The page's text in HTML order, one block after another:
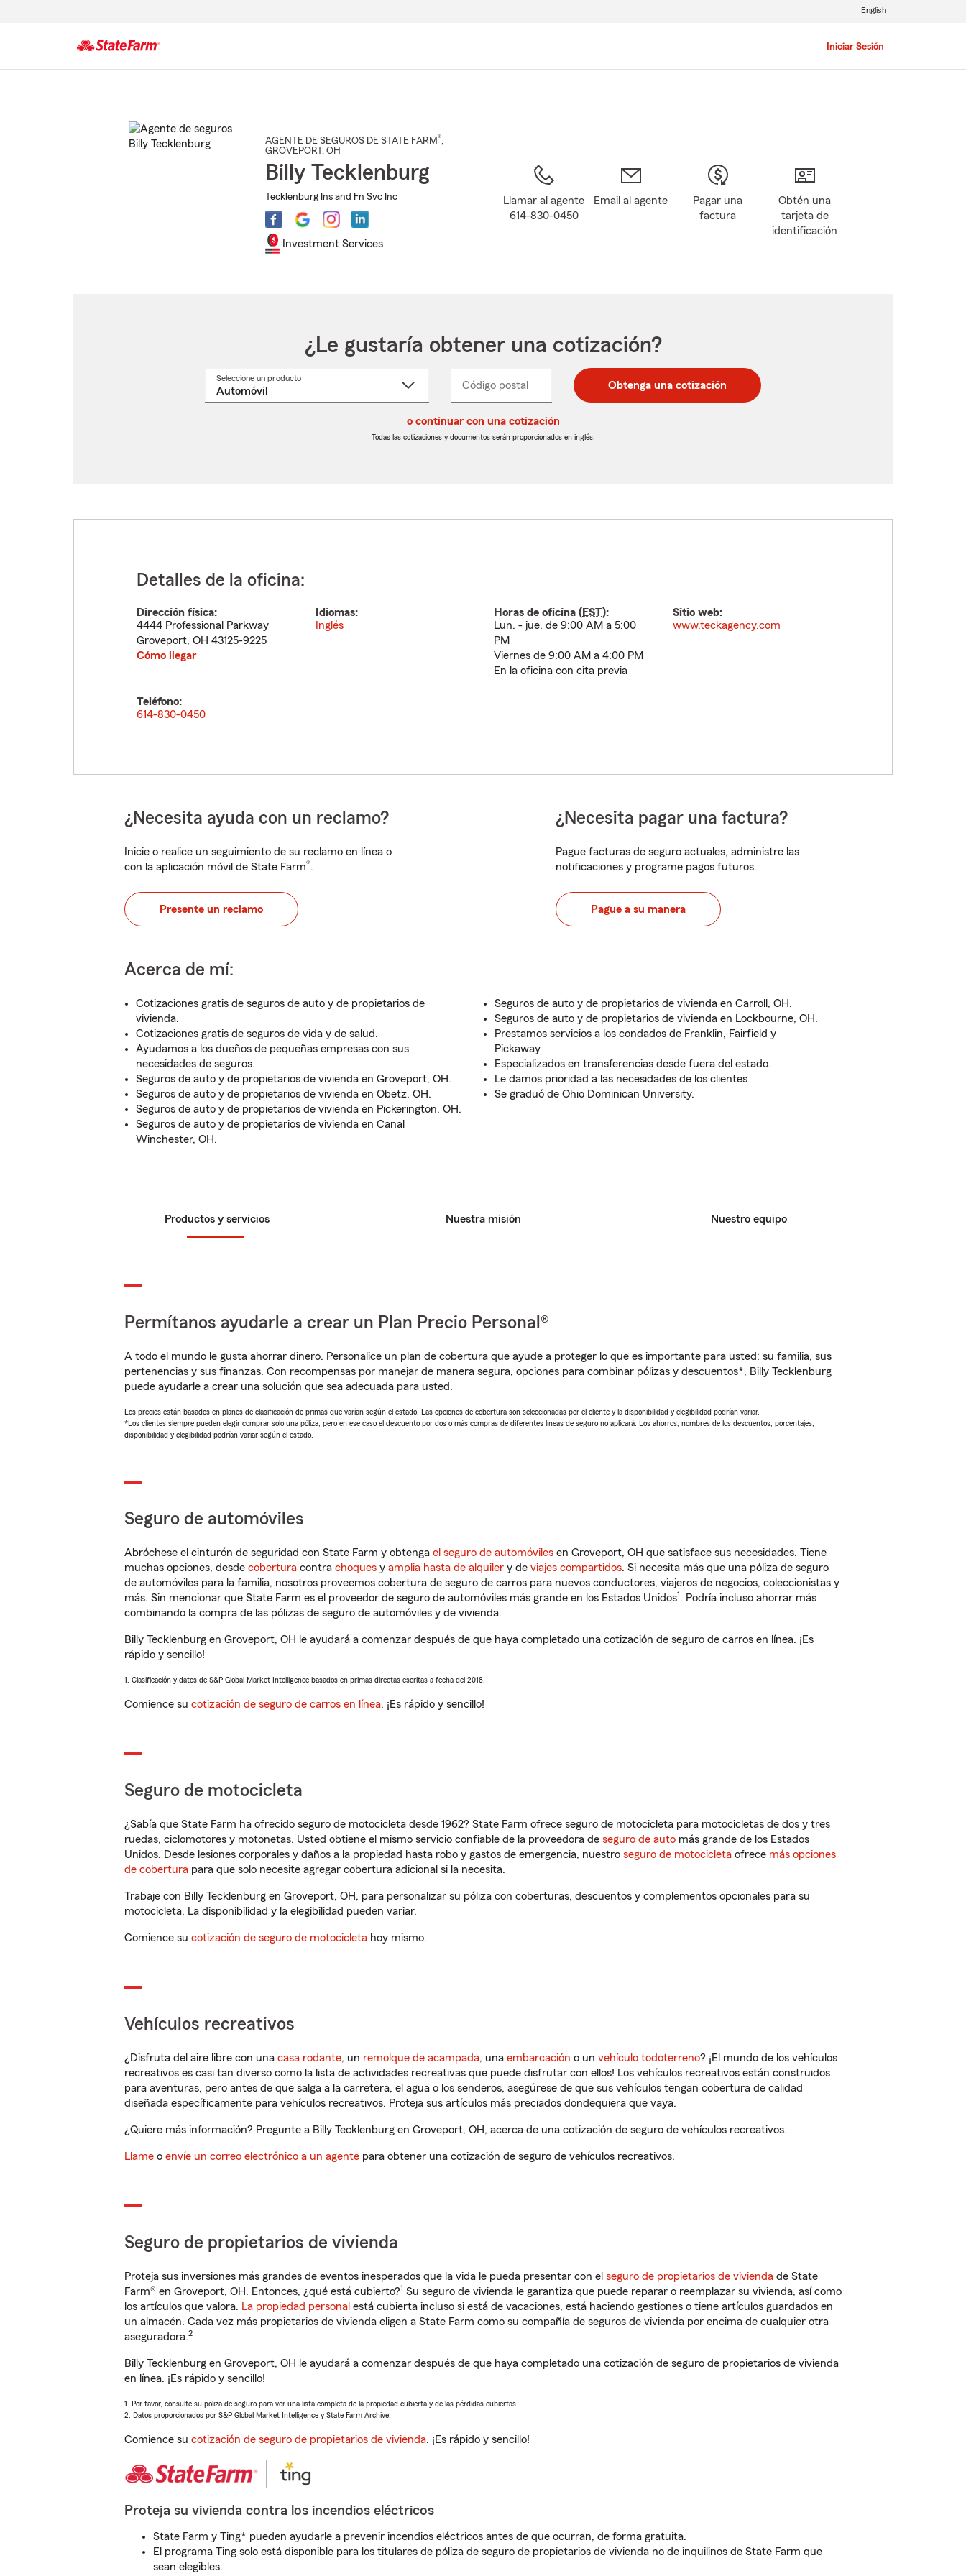
Iniciar Sesión
English
AGENTE DE SEGUROS DE STATE FARM®,
GROVEPORT , OH
Billy Tecklenburg
Tecklenburg Ins and Fn Svc Inc
Investment Services
Llamar al agente
614-830-0450
Email al agente
Pagar una
factura
Obtén una
tarjeta de
identificación
¿Le gustaría obtener una cotización?
Seleccione un productoSeleccione
Código postal
postal
de
postal
de
_____ Obtenga una cotización
o continuar con una cotización
Todas las cotizaciones y documentos serán proporcionados en inglés.
Detalles de la oficina:
Dirección física:
4444 Professional Parkway
Groveport, OH 43125-9225
Cómo llegar
Idiomas:
Inglés
Horas de oficina (EST):
Lun. - jue. de 9:00 AM a 5:00
PM
Viernes de 9:00 AM a 4:00 PM
En la oficina con cita previa
Sitio web:
www.teckagency.com
Teléfono:
614-830-0450
¿Necesita ayuda con un reclamo?
Inicie o realice un seguimiento de su reclamo en línea o
con la aplicación móvil de State Farm®.
Presente un reclamo
¿Necesita pagar una factura?
Pague facturas de seguro actuales, administre las
notificaciones y programe pagos futuros.
Pague a su manera
Acerca de mí:
Cotizaciones gratis de seguros de auto y de propietarios de
vivienda.
Cotizaciones gratis de seguros de vida y de salud.
Ayudamos a los dueños de pequeñas empresas con sus
necesidades de seguros.
Seguros de auto y de propietarios de vivienda en Groveport, OH.
Seguros de auto y de propietarios de vivienda en Obetz, OH.
Seguros de auto y de propietarios de vivienda en Pickerington, OH.
Seguros de auto y de propietarios de vivienda en Canal
Winchester, OH.
Seguros de auto y de propietarios de vivienda en Carroll, OH.
Seguros de auto y de propietarios de vivienda en Lockbourne, OH.
Prestamos servicios a los condados de Franklin, Fairfield y
Pickaway
Especializados en transferencias desde fuera del estado.
Le damos prioridad a las necesidades de los clientes
Se graduó de Ohio Dominican University.
Productos y servicios Nuestra misión Nuestro equipo
Permítanos ayudarle a crear un Plan Precio Personal®
A todo el mundo le gusta ahorrar dinero. Personalice un plan de cobertura que ayude a proteger lo que es importante para usted: su familia, sus
pertenencias y sus finanzas. Con recompensas por manejar de manera segura, opciones para combinar pólizas y descuentos*, Billy Tecklenburg
puede ayudarle a crear una solución que sea adecuada para usted.
Los precios están basados en planes de clasificación de primas que varían según el estado. Las opciones de cobertura son seleccionadas por el cliente y la disponibilidad y elegibilidad podrían variar.
*Los clientes siempre pueden elegir comprar solo una póliza, pero en ese caso el descuento por dos o más compras de diferentes líneas de seguro no aplicará. Los ahorros, nombres de los descuentos, porcentajes,
disponibilidad y elegibilidad podrían variar según el estado.
Seguro de automóviles
Abróchese el cinturón de seguridad con State Farm y obtenga el seguro de automóviles en Groveport, OH que satisface sus necesidades. Tiene
muchas opciones, desde cobertura contra choques y amplia hasta de alquiler y de viajes compartidos. Si necesita más que una póliza de seguro
de automóviles para la familia, nosotros proveemos cobertura de seguro de carros para nuevos conductores, viajeros de negocios, coleccionistas y
más. Sin mencionar que State Farm es el proveedor de seguro de automóviles más grande en los Estados Unidos1. Podría incluso ahorrar más
combinando la compra de las pólizas de seguro de automóviles y de vivienda.
Billy Tecklenburg en Groveport, OH le ayudará a comenzar después de que haya completado una cotización de seguro de carros en línea. ¡Es
rápido y sencillo!
1. Clasificación y datos de S&P Global Market Intelligence basados en primas directas escritas a fecha del 2018.
Comience su cotización de seguro de carros en línea. ¡Es rápido y sencillo!
Seguro de motocicleta
¿Sabía que State Farm ha ofrecido seguro de motocicleta desde 1962? State Farm ofrece seguro de motocicleta para motocicletas de dos y tres
ruedas, ciclomotores y motonetas. Usted obtiene el mismo servicio confiable de la proveedora de seguro de auto más grande de los Estados
Unidos. Desde lesiones corporales y daños a la propiedad hasta robo y gastos de emergencia, nuestro seguro de motocicleta ofrece más opciones
de cobertura para que solo necesite agregar cobertura adicional si la necesita.
Trabaje con Billy Tecklenburg en Groveport, OH, para personalizar su póliza con coberturas, descuentos y complementos opcionales para su
motocicleta. La disponibilidad y la elegibilidad pueden variar.
Comience su cotización de seguro de motocicleta hoy mismo.
Vehículos recreativos
¿Disfruta del aire libre con una casa rodante, un remolque de acampada, una embarcación o un vehículo todoterreno? ¡El mundo de los vehículos
recreativos es casi tan diverso como la lista de actividades recreativas que puede disfrutar con ellos! Los vehículos recreativos están construidos
para aventuras, pero antes de que salga a la carretera, el agua o los senderos, asegúrese de que sus vehículos tengan cobertura de calidad
diseñada específicamente para vehículos recreativos. Proteja sus artículos más preciados dondequiera que vaya.
¿Quiere más información? Pregunte a Billy Tecklenburg en Groveport, OH, acerca de una cotización de seguro de vehículos recreativos.
Llame o envíe un correo electrónico a un agente para obtener una cotización de seguro de vehículos recreativos.
Seguro de propietarios de vivienda
Proteja sus inversiones más grandes de eventos inesperados que la vida le pueda presentar con el seguro de propietarios de vivienda de State
Farm® en Groveport, OH. Entonces, ¿qué está cubierto?1 Su seguro de vivienda le garantiza que puede reparar o reemplazar su vivienda, así como
los artículos que valora. La propiedad personal está cubierta incluso si está de vacaciones, está haciendo gestiones o tiene artículos guardados en
un almacén. Cada vez más propietarios de vivienda eligen a State Farm como su compañía de seguros de vivienda por encima de cualquier otra
aseguradora.2
Billy Tecklenburg en Groveport, OH le ayudará a comenzar después de que haya completado una cotización de seguro de propietarios de vivienda
en línea. ¡Es rápido y sencillo!
1. Por favor, consulte su póliza de seguro para ver una lista completa de la propiedad cubierta y de las pérdidas cubiertas.
2. Datos proporcionados por S&P Global Market Intelligence y State Farm Archive.
Comience su cotización de seguro de propietarios de vivienda. ¡Es rápido y sencillo!
Proteja su vivienda contra los incendios eléctricos
State Farm y Ting* pueden ayudarle a prevenir incendios eléctricos antes de que ocurran, de forma gratuita.
El programa Ting solo está disponible para los titulares de póliza de seguro de propietarios de vivienda no de inquilinos de State Farm que
sean elegibles.